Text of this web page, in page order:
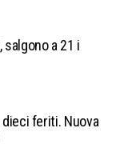
salgono a 21 i
feriti. Nuova